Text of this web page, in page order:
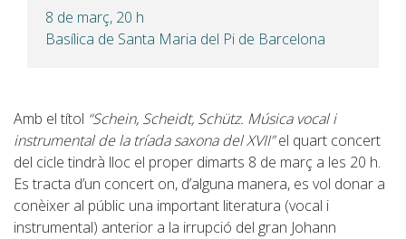
8 de març, 20 h
Basílica de Santa Maria del Pi de Barcelona
Amb el títol “Schein, Scheidt, Schütz. Música vocal i
instrumental de la tríada saxona del XVII”el quart concert
del cicle tindrà lloc el proper dimarts 8 de març a les 20 h.
Es tracta d’un concert on, d’alguna manera, es vol donar a
conèixer al públic una important literatura (vocal i
instrumental) anterior a la irrupció del gran Johann